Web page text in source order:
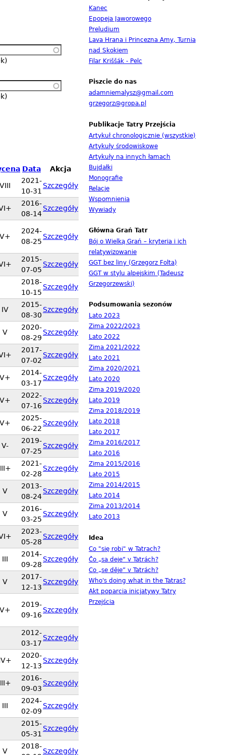
Data Akcja
VIII
2021-
10-31
Szczegóły
2016-
08-14
Szczegóły
V+
2024-
08-25
Szczegóły
2015-
07-05
Szczegóły
2018-
10-15
Szczegóły
IV
2015-
08-30
Szczegóły
V
2020-
08-29
Szczegóły
2017-
07-02
Szczegóły
V+
2014-
03-17
Szczegóły
V+
2022-
07-16
Szczegóły
V+
2025-
06-22
Szczegóły
V-
2019-
07-25
Szczegóły
III+
2021-
02-28
Szczegóły
V
2013-
08-24
Szczegóły
V
2016-
03-25
Szczegóły
2023-
05-28
Szczegóły
III
2014-
09-28
Szczegóły
V
2017-
12-13
Szczegóły
V+
2019-
09-16
Szczegóły
2012-
03-17
Szczegóły
2020-
12-13
Szczegóły
III+
2016-
09-03
Szczegóły
III
2024-
02-09
Szczegóły
2015-
05-31
Szczegóły
V
2018-
Szczegóły
Kanec
Epopeja Jaworowego
Preludium
Lava Hrana i Princezna Amy, Turnia
nad Skokiem
Filar Kriššák - Pelc
Piszcie do nas
adamniemalysz@gmail.com
grzegorz@gropa.pl
Publikacje Tatry Przejścia
Artykuł chronologicznie (wszystkie)
Artykuły środowiskowe
Artykuły na innych łamach
Bujdałki
Monografie
Relacje
Wspomnienia
Wywiady
Główna Grań Tatr
Bój o Wielką Grań – kryteria i ich
relatywizowanie
GGT bez liny (Grzegorz Folta)
GGT w stylu alpejskim (Tadeusz
Grzegorzewski)
Podsumowania sezonów
Lato 2023
Zima 2022/2023
Lato 2022
Zima 2021/2022
Lato 2021
Zima 2020/2021
Lato 2020
Zima 2019/2020
Lato 2019
Zima 2018/2019
Lato 2018
Lato 2017
Zima 2016/2017
Lato 2016
Zima 2015/2016
Lato 2015
Zima 2014/2015
Lato 2014
Zima 2013/2014
Lato 2013
Idea
Co "się robi" w Tatrach?
Čo „sa deje“ v Tatrách?
Co „se děje” v Tatrách?
Who's doing what in the Tatras?
Akt poparcia inicjatywy Tatry
Przejścia